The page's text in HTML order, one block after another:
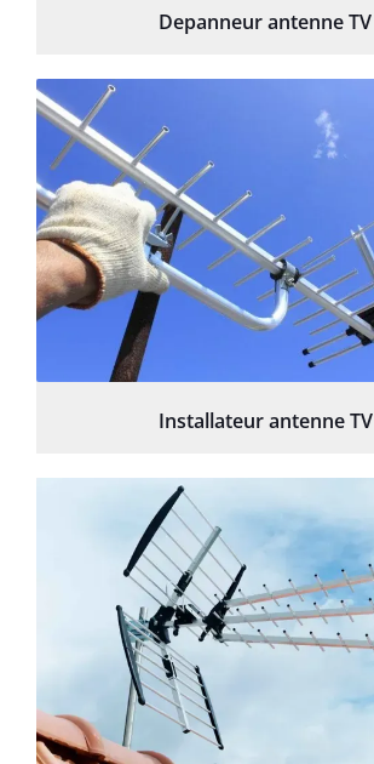
Depanneur antenne TV
Installateur antenne TV